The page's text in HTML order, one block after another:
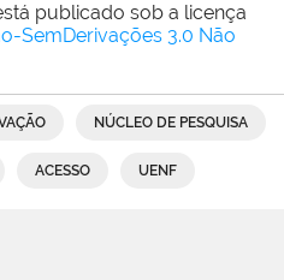
publicado sob a licença
SemDerivações 3.0 Não
NÚCLEO DE PESQUISA
ACESSO UENF